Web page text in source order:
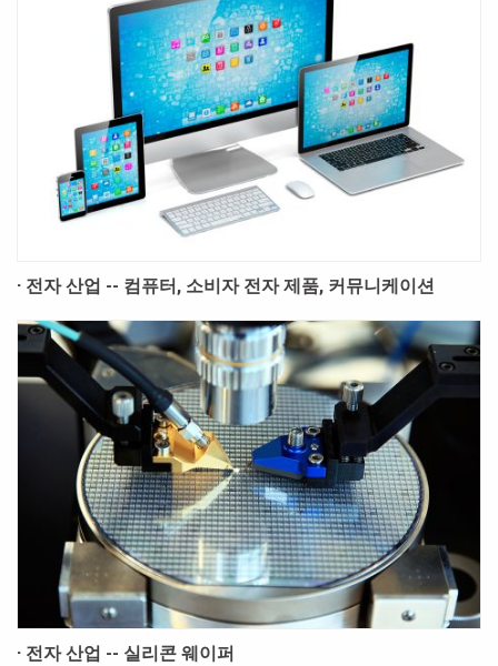
· 전자 산업 -- 컴퓨터, 소비자 전자 제품, 커뮤니케이션
· 전자 산업 -- 실리콘 웨이퍼